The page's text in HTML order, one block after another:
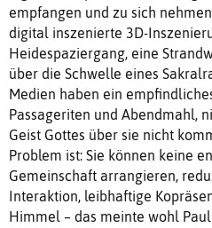
empfangen und zu sich
digital inszenierte 3D-
Heidespaziergang, eine
über die Schwelle eines
Medien haben ein
Passageriten und Abendmahl,
Geist Gottes über sie nicht
Problem ist: Sie können keine
Gemeinschaft arrangieren,
Interaktion, leibhaftige
Himmel – das meinte wohl